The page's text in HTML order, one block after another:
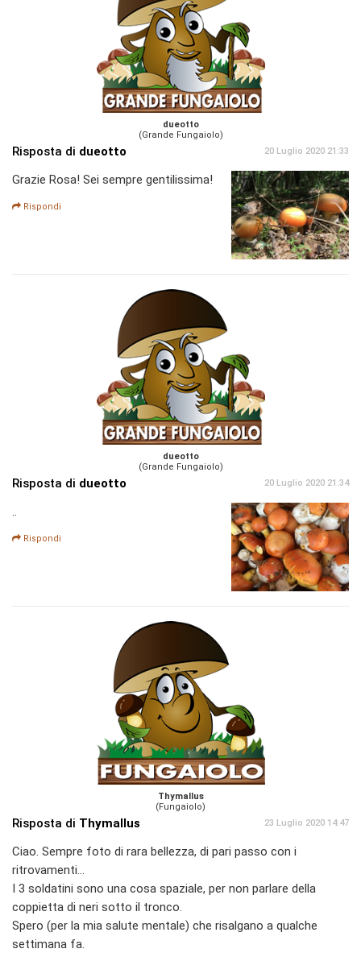
dueotto
(Grande Fungaiolo)
Risposta di dueotto 20 Luglio 2020 21:33
Grazie Rosa! Sei sempre gentilissima!
Rispondi
dueotto
(Grande Fungaiolo)
Risposta di dueotto 20 Luglio 2020 21:34
..
Rispondi
Thymallus
(Fungaiolo)
Risposta di Thymallus 23 Luglio 2020 14:47
Ciao. Sempre foto di rara bellezza, di pari passo con i
ritrovamenti...
I 3 soldatini sono una cosa spaziale, per non parlare della
coppietta di neri sotto il tronco.
Spero (per la mia salute mentale) che risalgano a qualche
settimana fa.